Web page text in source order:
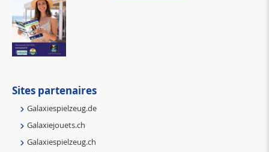
Sites partenaires
Galaxiespielzeug.de
Galaxiejouets.ch
Galaxiespielzeug.ch